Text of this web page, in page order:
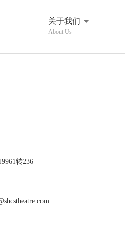
关于我们
About Us
转236